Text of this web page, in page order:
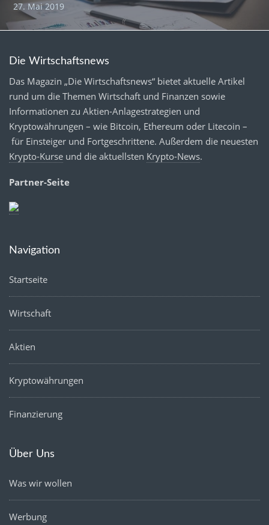
27. Mai 2019
Die Wirtschaftsnews
Das Magazin „Die Wirtschaftsnews“ bietet aktuelle Artikel
rund um die Themen Wirtschaft und Finanzen sowie
Informationen zu Aktien-Anlagestrategien und
Kryptowährungen – wie Bitcoin, Ethereum oder Litecoin –
für Einsteiger und Fortgeschrittene. Außerdem die neuesten
Krypto-Kurse und die aktuellsten Krypto-News.
Partner-Seite
Navigation
Startseite
Wirtschaft
Aktien
Kryptowährungen
Finanzierung
Über Uns
Was wir wollen
Werbung